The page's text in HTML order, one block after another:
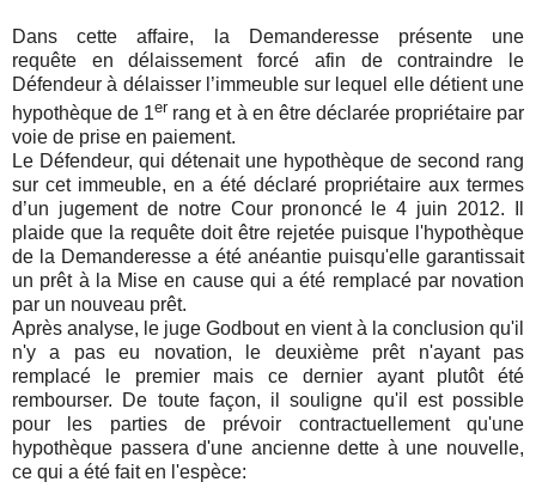
Dans cette affaire, la Demanderesse présente une
requête en délaissement forcé afin de contraindre le
Défendeur à délaisser l’immeuble sur lequel elle détient une
hypothèque de 1er rang et à en être déclarée propriétaire par
voie de prise en paiement.
Le Défendeur, qui détenait une hypothèque de second rang
sur cet immeuble, en a été déclaré propriétaire aux termes
d’un jugement de notre Cour prononcé le 4 juin 2012. Il
plaide que la requête doit être rejetée puisque l'hypothèque
de la Demanderesse a été anéantie puisqu'elle garantissait
un prêt à la Mise en cause qui a été remplacé par novation
par un nouveau prêt.
Après analyse, le juge Godbout en vient à la conclusion qu'il
n'y a pas eu novation, le deuxième prêt n'ayant pas
remplacé le premier mais ce dernier ayant plutôt été
rembourser. De toute façon, il souligne qu'il est possible
pour les parties de prévoir contractuellement qu'une
hypothèque passera d'une ancienne dette à une nouvelle,
ce qui a été fait en l'espèce: